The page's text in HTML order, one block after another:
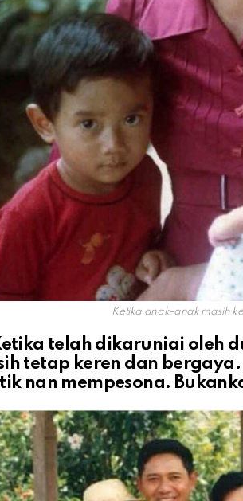
Ketika anak-anak masih
telah dikaruniai oleh
tetap keren dan
nan mempesona.